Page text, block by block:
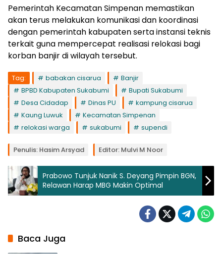
Pemerintah Kecamatan Simpenan memastikan
akan terus melakukan komunikasi dan koordinasi
dengan pemerintah kabupaten serta instansi teknis
terkait guna mempercepat realisasi relokasi bagi
korban banjir di wilayah tersebut.
Tag: babakan cisarua
Banjir
BPBD Kabupaten Sukabumi
Bupati Sukabumi
Desa Cidadap
Dinas PU
kampung cisarua
Kaung Luwuk
Kecamatan Simpenan
relokasi warga
sukabumi supendi
Penulis: Hasim Arsyad Editor: Mulvi M Noor
Prabowo Tunjuk Nanik S. Deyang Pimpin BGN,
Relawan Harap MBG Makin Optimal
Baca Juga